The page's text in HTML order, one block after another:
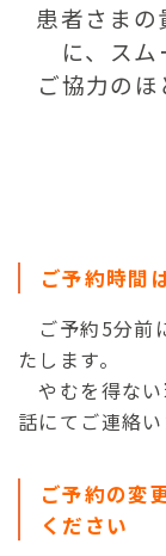
患者さま
に、スム
ご協力のほ
ご予約時間
ご予約5分前
たします。
やむを得ない
話にてご連絡い
ご予約の変
ください